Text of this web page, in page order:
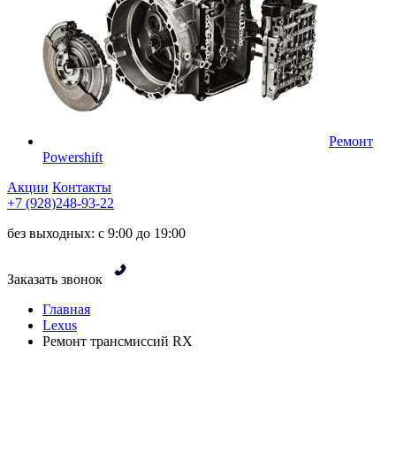
Ремонт
Powershift
Акции Контакты
+7 (928)248-93-22
без выходных: с 9:00 до 19:00
Заказать звонок
Главная
Lexus
Ремонт трансмиссий RX